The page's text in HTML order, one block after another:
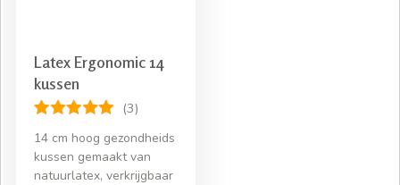
Latex Ergonomic 14
kussen
(3)
14 cm hoog gezondheids
kussen gemaakt van
natuurlatex, verkrijgbaar